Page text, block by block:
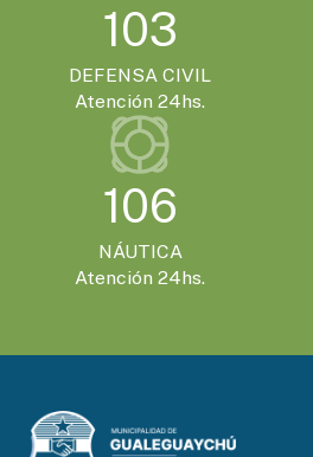
103
DEFENSA CIVIL
Atención 24hs.
106
NÁUTICA
Atención 24hs.